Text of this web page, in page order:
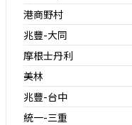
港商野村
兆豐-大同
摩根士丹利
美林
兆豐-台中
統一-三重